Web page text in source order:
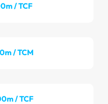
/ TCF
/ TCM
/ TCF